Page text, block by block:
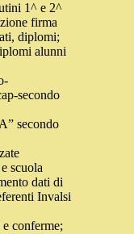
1^ e 2^
firma
diplomi;
alunni
secondo
secondo
scuola
dati di
Invalsi
conferme;